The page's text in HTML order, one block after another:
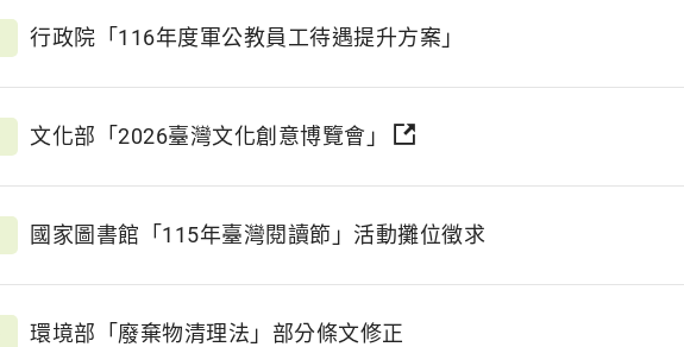
行政院「116年度軍公教員工待遇提升方案」
文化部「2026臺灣文化創意博覽會」
國家圖書館「115年臺灣閱讀節」活動攤位徵求
環境部「廢棄物清理法」部分條文修正